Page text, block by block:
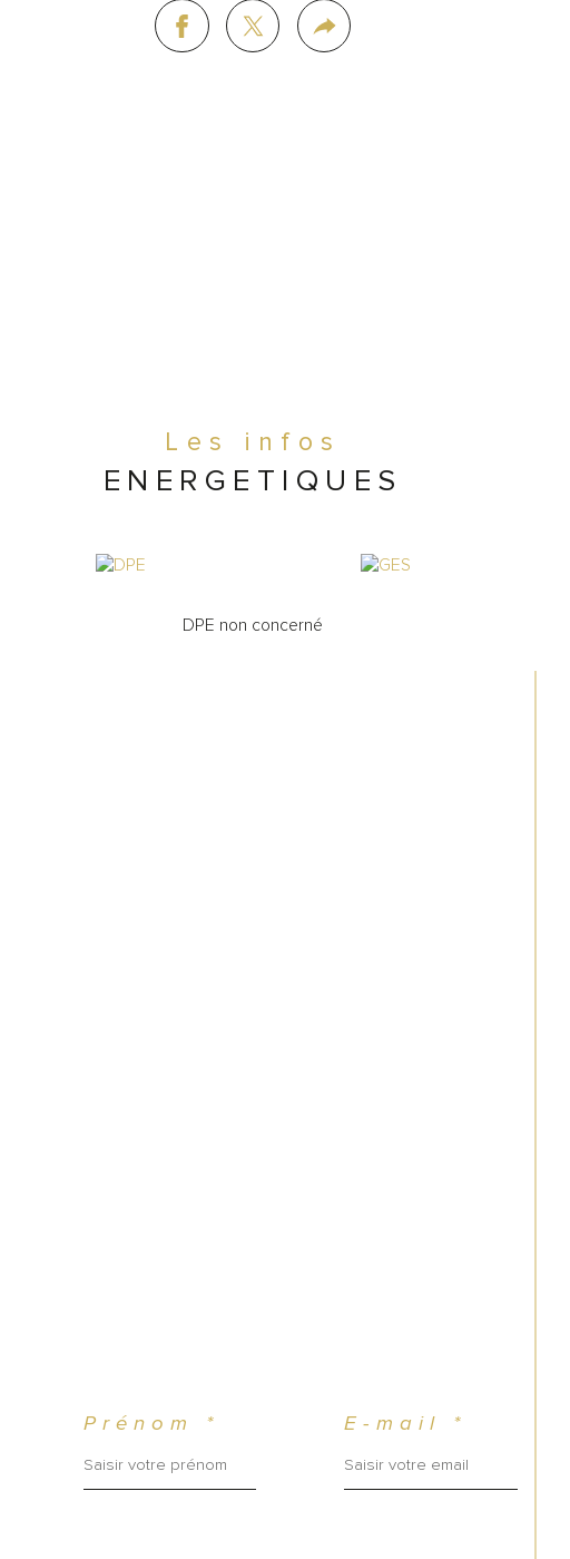
Idéal première affaire
Prix, honoraires du cabinet inclus de 327
Les infos
ENERGETIQUES
DPE non concerné
Prénom * E-mail *